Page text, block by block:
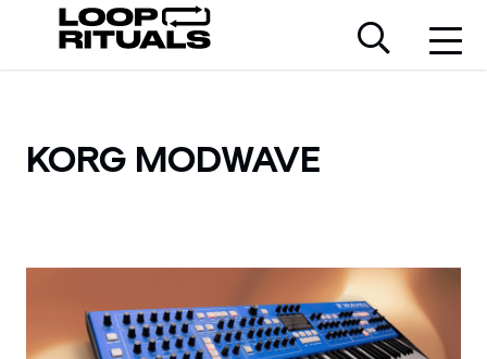
KORG MODWAVE